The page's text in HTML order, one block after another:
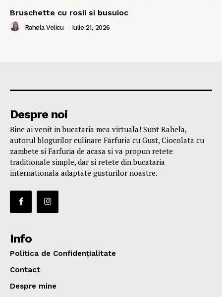
Bruschette cu rosii si busuioc
Rahela Velicu - Iulie 21, 2026
Despre noi
Bine ai venit in bucataria mea virtuala! Sunt Rahela,
autorul blogurilor culinare Farfuria cu Gust, Ciocolata cu
zambete si Farfuria de acasa si va propun retete
traditionale simple, dar si retete din bucataria
internationala adaptate gusturilor noastre.
Info
Politica de Confidențialitate
Contact
Despre mine